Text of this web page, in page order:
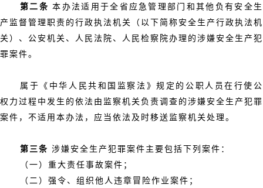
第二条 本办法适用于全省应急管理部门和其他负有安全生
产监督管理职责的行政执法机关（以下简称安全生产行政执法机
关）、公安机关、人民法院、人民检察院办理的涉嫌安全生产犯
罪案件。
属于《中华人民共和国监察法》规定的公职人员在行使公
权力过程中发生的依法由监察机关负责调查的涉嫌安全生产犯罪
案件，不适用本办法，应当依法及时移送监察机关处理。
第三条 涉嫌安全生产犯罪案件主要包括下列案件：
（一）重大责任事故案件；
（二）强令、组织他人违章冒险作业案件；